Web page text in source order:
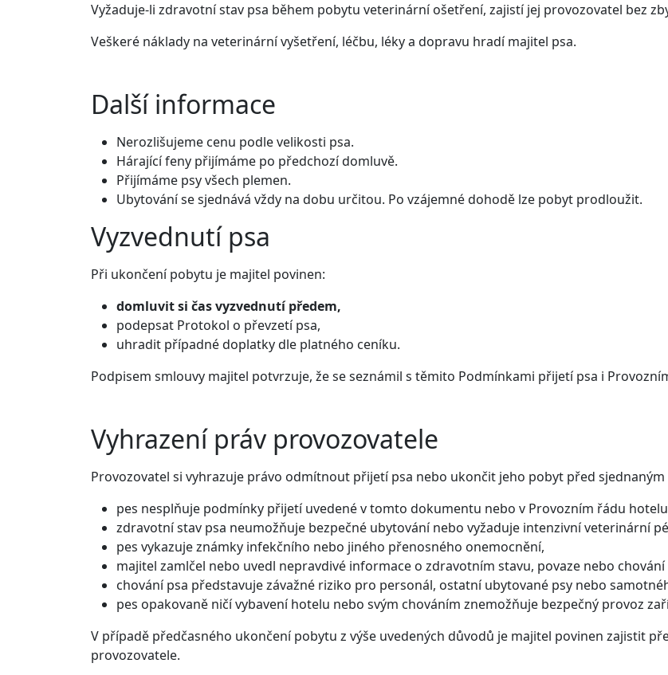
Vyžaduje-li zdravotní stav psa během pobytu veterinární ošetření, zajistí jej provozovatel bez
Veškeré náklady na veterinární vyšetření, léčbu, léky a dopravu hradí majitel psa.
Další informace
Nerozlišujeme cenu podle velikosti psa.
Hárající feny přijímáme po předchozí domluvě.
Přijímáme psy všech plemen.
Ubytování se sjednává vždy na dobu určitou. Po vzájemné dohodě lze pobyt prodloužit.
Vyzvednutí psa
Při ukončení pobytu je majitel povinen:
domluvit si čas vyzvednutí předem,
podepsat Protokol o převzetí psa,
uhradit případné doplatky dle platného ceníku.
Podpisem smlouvy majitel potvrzuje, že se seznámil s těmito Podmínkami přijetí psa i
Vyhrazení práv provozovatele
Provozovatel si vyhrazuje právo odmítnout přijetí psa nebo ukončit jeho pobyt před
pes nesplňuje podmínky přijetí uvedené v tomto dokumentu nebo v Provozním řádu
zdravotní stav psa neumožňuje bezpečné ubytování nebo vyžaduje intenzivní veterinární
pes vykazuje známky infekčního nebo jiného přenosného onemocnění,
majitel zamlčel nebo uvedl nepravdivé informace o zdravotním stavu, povaze nebo chování
chování psa představuje závažné riziko pro personál, ostatní ubytované psy nebo
pes opakovaně ničí vybavení hotelu nebo svým chováním znemožňuje bezpečný provoz
V případě předčasného ukončení pobytu z výše uvedených důvodů je majitel povinen zajistit
provozovatele.